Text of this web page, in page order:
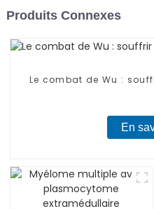
Produits Connexes
Le combat de Wu :
En